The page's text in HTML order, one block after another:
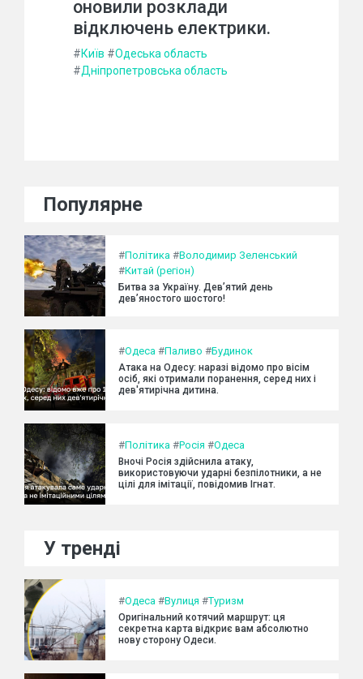
оновили розклади
відключень електрики.
#Київ #Одеська область
#Дніпропетровська область
Популярне
#Політика #Володимир Зеленський
#Китай (регіон)
Битва за Україну. Дев’ятий день
дев’яностого шостого!
#Одеса #Паливо #Будинок
Атака на Одесу: наразі відомо про вісім
осіб, які отримали поранення, серед них і
дев'ятирічна дитина.
#Політика #Росія #Одеса
Вночі Росія здійснила атаку,
використовуючи ударні безпілотники, а не
цілі для імітації, повідомив Ігнат.
У тренді
#Одеса #Вулиця #Туризм
Оригінальний котячий маршрут: ця
секретна карта відкриє вам абсолютно
нову сторону Одеси.